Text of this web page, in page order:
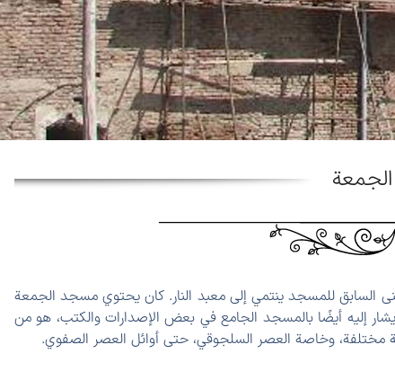
السابق للمسجد ينتمي إلى معبد النار. کان يحتوي مسجد الجمعة
إليه أيضًا بالمسجد الجامع في بعض الإصدارات والكتب، هو من
مختلفة، وخاصة العصر السلجوقي، حتى أوائل العصر الصفوي.